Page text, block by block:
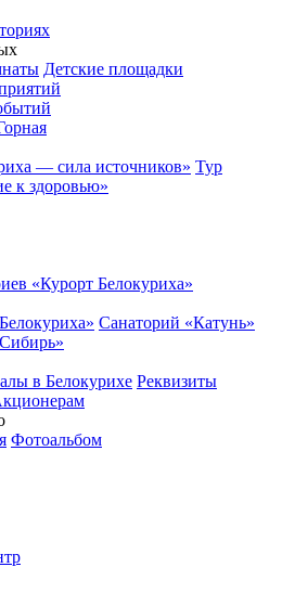
Детские площадки
— сила источников» Тур
к здоровью»
«Курорт Белокуриха»
Санаторий «Катунь»
в Белокурихе Реквизиты
Фотоальбом